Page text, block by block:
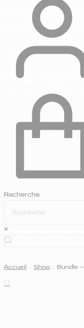
Recherche
×
Accueil . Shop . Bundle